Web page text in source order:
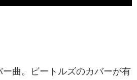
曲。ビートルズのカバーが有